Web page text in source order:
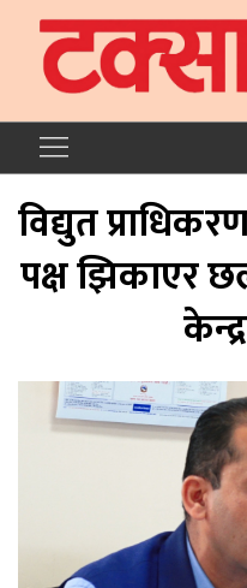
विद्युत
पक्ष झिकाएर